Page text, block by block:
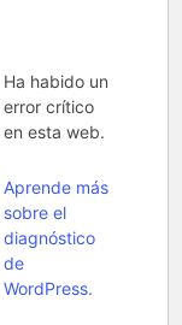
Ha habido un
error crítico
en esta web.
Aprende más
sobre el
diagnóstico
de
WordPress.